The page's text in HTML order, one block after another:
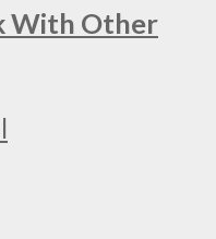
With Other